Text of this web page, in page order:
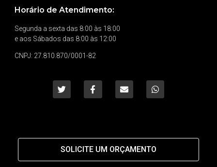
Horário de Atendimento:
Segunda a sexta das 8:00 às 18:00
e aos Sábados das 8:00 às 12:00
CNPJ: 27.810.870/0001-82
SOLICITE UM ORÇAMENTO